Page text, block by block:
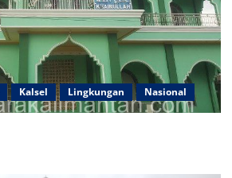
Kalsel Lingkungan Nasional